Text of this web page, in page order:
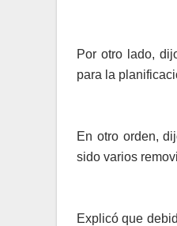
Por otro lado,
para la
En otro orden,
sido varios
Explicó que